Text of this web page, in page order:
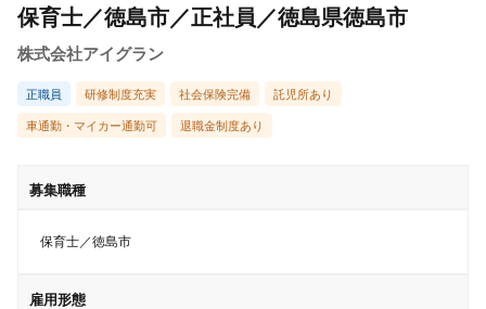
保育士／徳島市／正社員／徳島県徳島市
株式会社アイグラン
正職員 研修制度充実 社会保険完備 託児所あり
車通勤・マイカー通勤可 退職金制度あり
募集職種
保育士／徳島市
雇用形態